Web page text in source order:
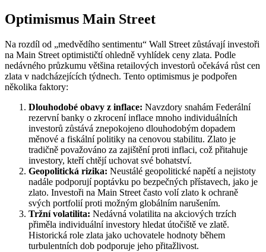
Optimismus Main Street
Na rozdíl od „medvědího sentimentu“ Wall Street zůstávají investoři
na Main Street optimističtí ohledně vyhlídek ceny zlata. Podle
nedávného průzkumu většina retailových investorů očekává růst cen
zlata v nadcházejících týdnech. Tento optimismus je podpořen
několika faktory:
Dlouhodobé obavy z inflace: Navzdory snahám Federální
rezervní banky o zkrocení inflace mnoho individuálních
investorů zůstává znepokojeno dlouhodobým dopadem
měnové a fiskální politiky na cenovou stabilitu. Zlato je
tradičně považováno za zajištění proti inflaci, což přitahuje
investory, kteří chtějí uchovat své bohatství.
Geopolitická rizika: Neustálé geopolitické napětí a nejistoty
nadále podporují poptávku po bezpečných přístavech, jako je
zlato. Investoři na Main Street často volí zlato k ochraně
svých portfolií proti možným globálním narušením.
Tržní volatilita: Nedávná volatilita na akciových trzích
přiměla individuální investory hledat útočiště ve zlatě.
Historická role zlata jako uchovatele hodnoty během
turbulentních dob podporuje jeho přitažlivost.